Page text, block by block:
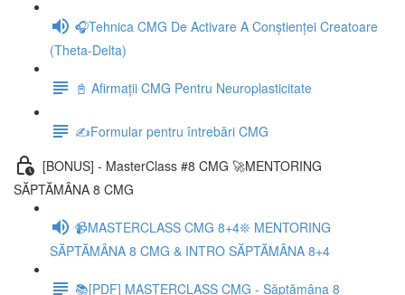
🎧Tehnica CMG De Activare A Conștienței Creatoare
(Theta-Delta)
📓 Afirmații CMG Pentru Neuroplasticitate
✍️Formular pentru întrebări CMG
[BONUS] - MasterClass #8 CMG 🚀MENTORING
SĂPTĂMÂNA 8 CMG
📹MASTERCLASS CMG 8+4❊ MENTORING
SĂPTĂMÂNA 8 CMG & INTRO SĂPTĂMÂNA 8+4
📚[PDF] MASTERCLASS CMG - Săptămâna 8